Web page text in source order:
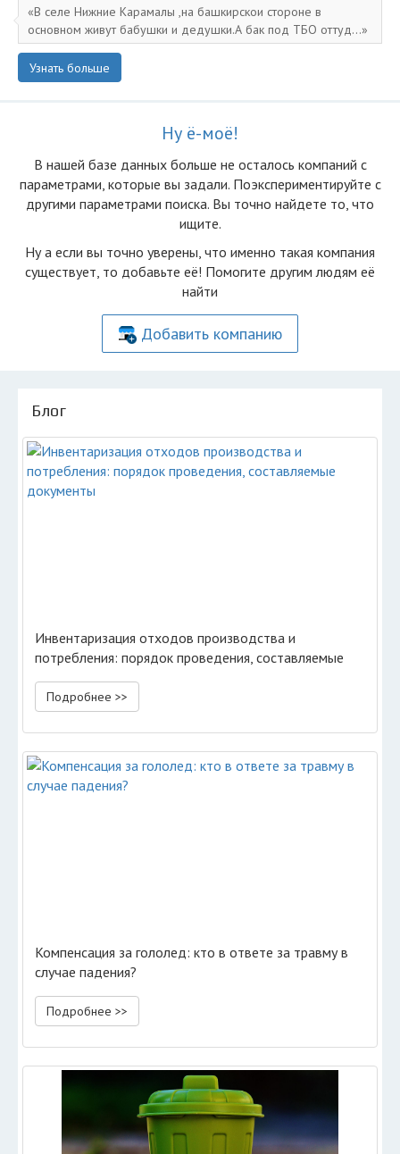
В селе Нижние Карамалы ,на башкирскои стороне в
основном живут бабушки и дедушки.А бак под ТБО оттуд...
Узнать больше
Ну ё-моё!
В нашей базе данных больше не осталоcь компаний с
параметрами, которые вы задали. Поэкспериментируйте с
другими параметрами поиска. Вы точно найдете то, что
ищите.
Ну а если вы точно уверены, что именно такая компания
существует, то добавьте её! Помогите другим людям её
найти
Добавить компанию
Блог
Инвентаризация отходов производства и
потребления: порядок проведения, составляемые
документы
Подробнее >>
Компенсация за гололед: кто в ответе за травму в
случае падения?
Подробнее >>